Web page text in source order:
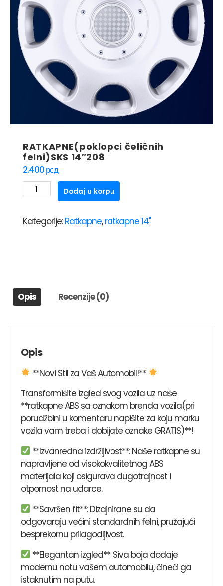
RATKAPNE(poklopci čeličnih
felni)SKS 14″208
2.400рсд
RATKAPNE(poklopci
čeličnih
14"208
Dodaj u korpu
Kategorije:Ratkapne,ratkapne 14"
Opis Recenzije (0)
Opis
**Novi Stil za Vaš Automobil!**
Transformišite izgled svog vozila uz naše
**ratkapne ABS sa oznakom brenda vozila(pri
porudžbini u komentaru napišite za koju marku
vozila vam treba i dobijate oznake GRATIS)**!
**Izvanredna izdržljivost**: Naše ratkapne su
napravljene od visokokvalitetnog ABS
materijala koji osigurava dugotrajnost i
otpornost na udarce.
**Savršen fit**: Dizajnirane su da
odgovaraju većini standardnih felni, pružajući
besprekornu prilagodljivost.
**Elegantan izgled**: Siva boja dodaje
modernu notu vašem automobilu, čineći ga
istaknutim na putu.